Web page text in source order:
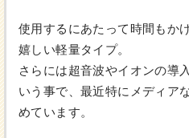
使用するにあたって時間もか
嬉しい軽量タイプ。
さらには超音波やイオンの導
いう事で、最近特にメディア
めています。